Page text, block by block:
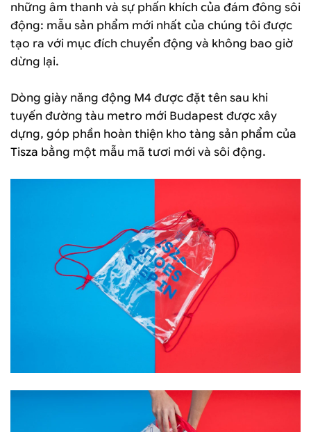
những âm thanh và sự phấn khích của đám đông sôi
động: mẫu sản phẩm mới nhất của chúng tôi được
tạo ra với mục đích chuyển động và không bao giờ
dừng lại.
Dòng giày năng động M4 được đặt tên sau khi
tuyến đường tàu metro mới Budapest được xây
dựng, góp phần hoàn thiện kho tàng sản phẩm của
Tisza bằng một mẫu mã tươi mới và sôi động.